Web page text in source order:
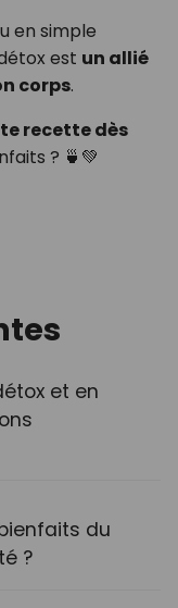
en simple
est un allié
corps.
recette dès
? 🍵💚
et en
du
?